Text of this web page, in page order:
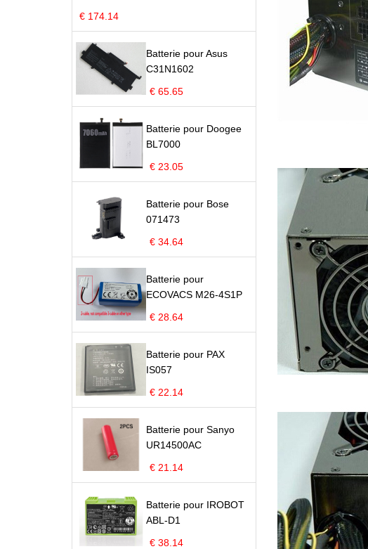
€ 174.14
Batterie pour Asus
C31N1602
€ 65.65
Batterie pour Doogee
BL7000
€ 23.05
Batterie pour Bose
071473
€ 34.64
Batterie pour
ECOVACS M26-4S1P
€ 28.64
Batterie pour PAX
IS057
€ 22.14
Batterie pour Sanyo
UR14500AC
€ 21.14
Batterie pour IROBOT
ABL-D1
€ 38.14